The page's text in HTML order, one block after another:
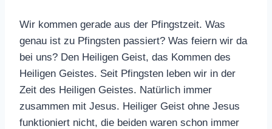
Wir kommen gerade aus der Pfingstzeit. Was
genau ist zu Pfingsten passiert? Was feiern wir da
bei uns? Den Heiligen Geist, das Kommen des
Heiligen Geistes. Seit Pfingsten leben wir in der
Zeit des Heiligen Geistes. Natürlich immer
zusammen mit Jesus. Heiliger Geist ohne Jesus
funktioniert nicht, die beiden waren schon immer